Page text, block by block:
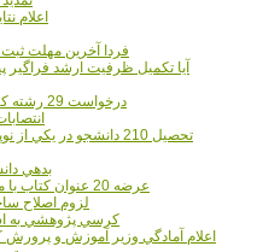
اعلام
فردا آخرین مهلت ثبت
آیا تکمیل ظرفیت ارشد فراگیر
درخواست 29 رشته کارشناسي ارشد بررسي مي شود
تحصيل 210 دانشجو در
بدهي
عرضه 20 عنوان کتاب با موضوع سبک زندگي به دانشگاه‌ها
لزوم اصلاح
18 کرسي پژوهشي به
اعلام آمادگي وزير آموزش و پرورش